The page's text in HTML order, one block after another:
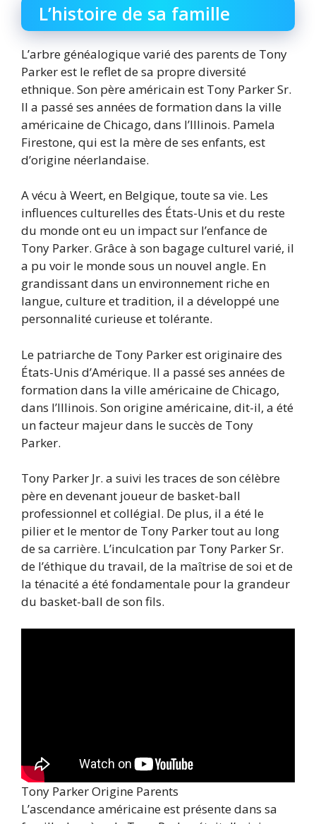
L’histoire de sa famille
L’arbre généalogique varié des parents de Tony
Parker est le reflet de sa propre diversité
ethnique. Son père américain est Tony Parker Sr.
Il a passé ses années de formation dans la ville
américaine de Chicago, dans l’Illinois. Pamela
Firestone, qui est la mère de ses enfants, est
d’origine néerlandaise.
A vécu à Weert, en Belgique, toute sa vie. Les
influences culturelles des États-Unis et du reste
du monde ont eu un impact sur l’enfance de
Tony Parker. Grâce à son bagage culturel varié, il
a pu voir le monde sous un nouvel angle. En
grandissant dans un environnement riche en
langue, culture et tradition, il a développé une
personnalité curieuse et tolérante.
Le patriarche de Tony Parker est originaire des
États-Unis d’Amérique. Il a passé ses années de
formation dans la ville américaine de Chicago,
dans l’Illinois. Son origine américaine, dit-il, a été
un facteur majeur dans le succès de Tony
Parker.
Tony Parker Jr. a suivi les traces de son célèbre
père en devenant joueur de basket-ball
professionnel et collégial. De plus, il a été le
pilier et le mentor de Tony Parker tout au long
de sa carrière. L’inculcation par Tony Parker Sr.
de l’éthique du travail, de la maîtrise de soi et de
la ténacité a été fondamentale pour la grandeur
du basket-ball de son fils.
Tony Parker Origine Parents
L’ascendance américaine est présente dans sa